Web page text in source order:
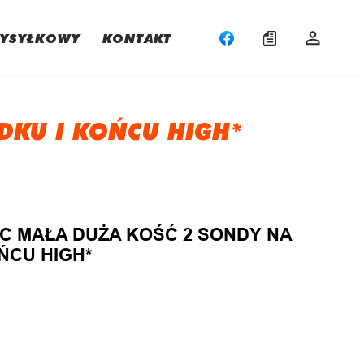
KONTAKT
I KOŃCU HIGH*
MAŁA DUŻA KOŚĆ 2 SONDY NA
HIGH*